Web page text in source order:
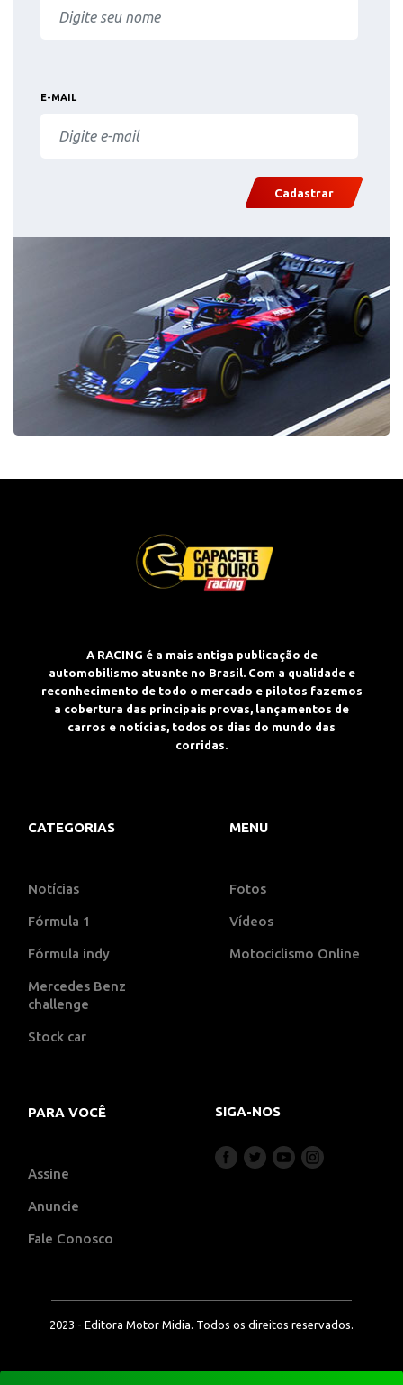
E-MAIL
Cadastrar
A RACING é a mais antiga publicação de
automobilismo atuante no Brasil. Com a qualidade e
reconhecimento de todo o mercado e pilotos fazemos
a cobertura das principais provas, lançamentos de
carros e notícias, todos os dias do mundo das
corridas.
CATEGORIAS
Notícias
Fórmula 1
Fórmula indy
Mercedes Benz
challenge
Stock car
MENU
Fotos
Vídeos
Motociclismo Online
PARA VOCÊ
Assine
Anuncie
Fale Conosco
SIGA-NOS
2023 - Editora Motor Midia. Todos os direitos reservados.